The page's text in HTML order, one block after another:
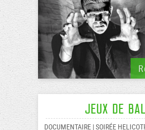
Jeux de Bal
DOCUMENTAIRE | SOIRÉE